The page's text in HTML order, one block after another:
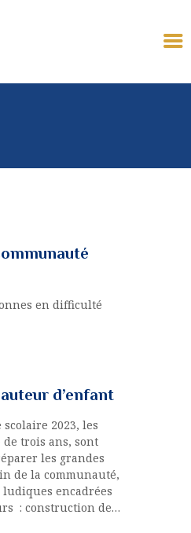
en difficulté
d’enfant
2023, les
de trois ans, sont
les grandes
de la communauté,
ludiques encadrées
: construction de…